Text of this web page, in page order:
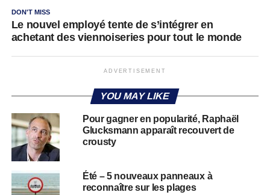
DON'T MISS
Le nouvel employé tente de s’intégrer en
achetant des viennoiseries pour tout le monde
ADVERTISEMENT
YOU MAY LIKE
Pour gagner en popularité, Raphaël
Glucksmann apparaît recouvert de
crousty
Été – 5 nouveaux panneaux à
reconnaître sur les plages